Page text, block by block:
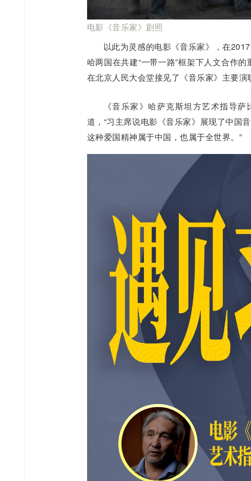
电影《音乐家》剧照
以此为灵感的电影《音乐家》，在
哈两国在共建“一带一路”框架下人文合作
在北京人民大会堂接见了《音乐家》主要演
《音乐家》哈萨克斯坦方艺术指导
道，“习主席说电影《音乐家》展现了中国
这种爱国精神属于中国，也属于全世界。”